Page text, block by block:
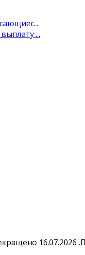
...
16.07.2026